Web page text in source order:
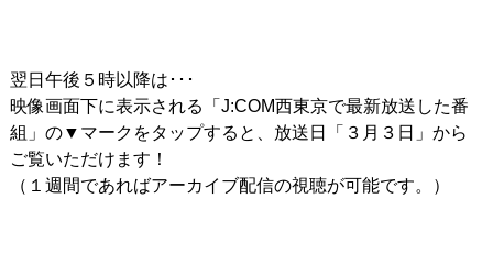
翌日午後５時以降は･･･
映像画面下に表示される「J:COM西東京で最新放送した番
組」の▼マークをタップすると、放送日「３月３日」から
ご覧いただけます！
（１週間であればアーカイブ配信の視聴が可能です。）